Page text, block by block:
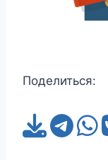
Поделиться: